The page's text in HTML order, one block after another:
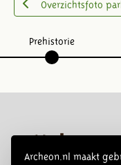
Archeon.nl maakt
Overzichtsfoto
Prehistorie
Volg ons